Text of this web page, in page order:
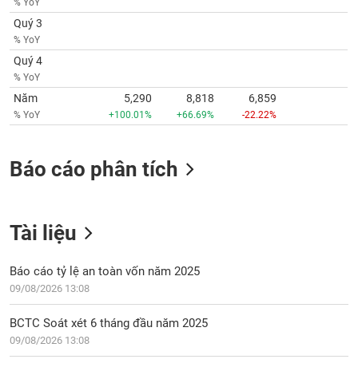
% YoY
Quý 3
% YoY
Quý 4
% YoY
Năm
% YoY
5,290
+100.01%
8,818
+66.69%
6,859
-22.22%
Báo cáo phân tích
Tài liệu
Báo cáo tỷ lệ an toàn vốn năm 2025
09/08/2026 13:08
BCTC Soát xét 6 tháng đầu năm 2025
09/08/2026 13:08
ÍCH
BẤT
ĐỘNG
SẢN
Mã
chứng
Tất cả Cổ phiếu
Lãnh
đạo
(-)
Tất cả Người nội bộ